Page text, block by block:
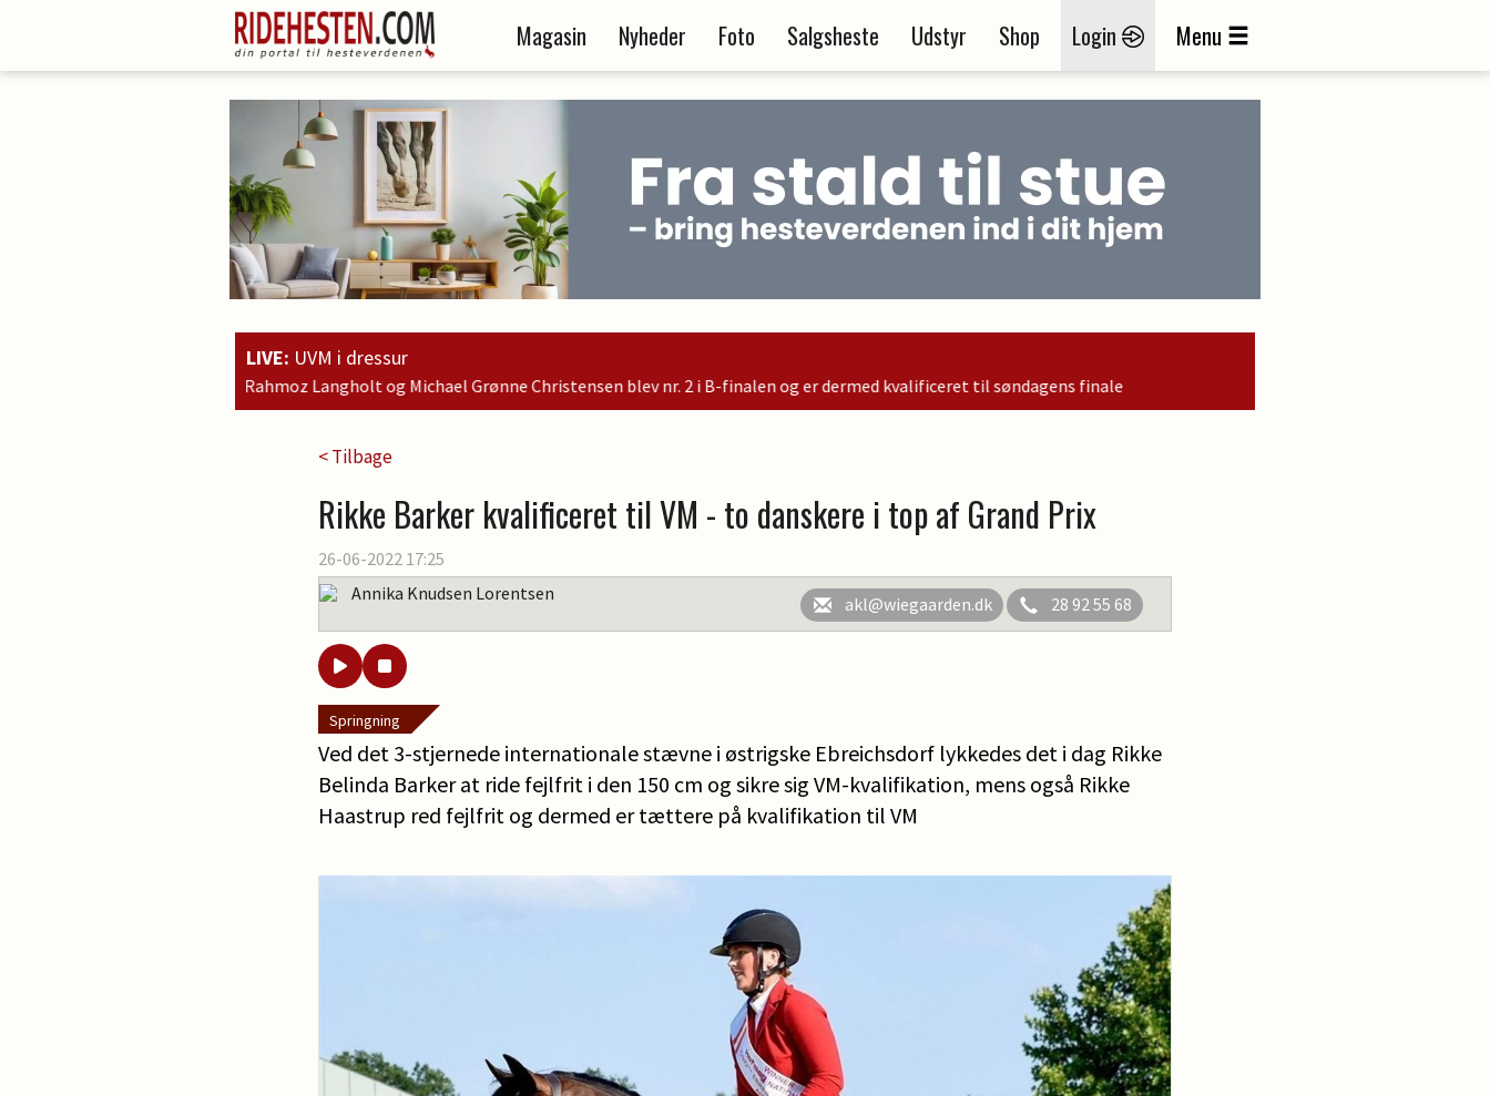
Magasin Nyheder Foto Salgsheste Udstyr Shop Login Menu
LIVE: UVM i dressur
Rahmoz Langholt og Michael Grønne Christensen blev nr. 2 i B-finalen og er dermed kvalificeret til søndagens finale
< Tilbage
Rikke Barker kvalificeret til VM - to danskere i top af Grand Prix
26-06-2022 17:25
Annika Knudsen Lorentsen
akl@wiegaarden.dk 28 92 55 68
Springning
Ved det 3-stjernede internationale stævne i østrigske Ebreichsdorf lykkedes det i dag Rikke
Belinda Barker at ride fejlfrit i den 150 cm og sikre sig VM-kvalifikation, mens også Rikke
Haastrup red fejlfrit og dermed er tættere på kvalifikation til VM